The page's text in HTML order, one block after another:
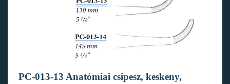
PC-013-13 Anatómiai csipesz, keskeny,